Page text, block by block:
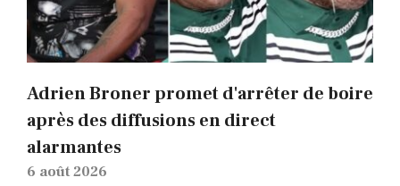
Adrien Broner promet d'arrêter de boire
après des diffusions en direct
alarmantes
6 août 2026